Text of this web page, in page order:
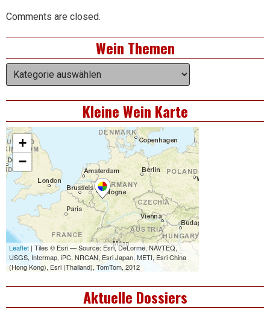
Comments are closed.
Right
Asides
Wein Themen
Wein
Themen
Kleine Wein Karte
Aktuelle Dossiers